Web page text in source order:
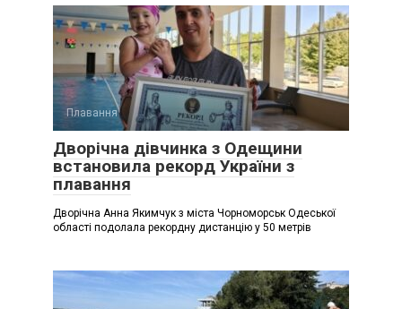
Плавання
Дворічна дівчинка з Одещини
встановила рекорд України з
плавання
Дворічна Анна Якимчук з міста Чорноморськ Одеської
області подолала рекордну дистанцію у 50 метрів